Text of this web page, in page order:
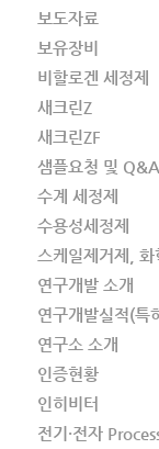
보도자료
보유장비
비할로겐 세정제
새크린Z
새크린ZF
샘플요청 및 Q&A
수계 세정제
수용성세정제
스케일제거제, 화
연구개발 소개
연구개발실적(특
연구소 소개
인증현황
인히비터
전기·전자